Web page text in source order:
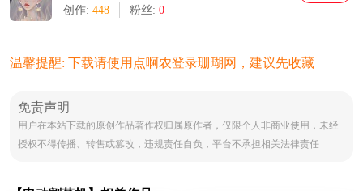
创作: 448 粉丝: 0
温馨提醒: 下载请使用点啊农登录珊瑚网，建议先收藏
免责声明
用户在本站下载的原创作品著作权归属原作者，仅限个人非商业使用，未经
授权不得传播、转售或篡改，违规责任自负，平台不承担相关法律责任